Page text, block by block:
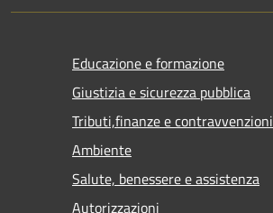
Educazione e formazione
Giustizia e sicurezza pubblica
Tributi,finanze e contravvenzioni
Ambiente
Salute, benessere e assistenza
Autorizzazioni